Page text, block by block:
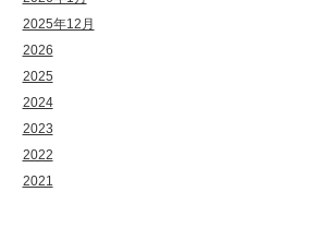
2025年12月
2026
2025
2024
2023
2022
2021